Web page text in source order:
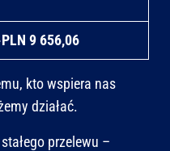
9 656,06
kto wspiera nas
działać.
przelewu –